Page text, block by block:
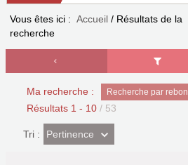
Vous êtes ici : Accueil / Résultats de la
recherche
Ma recherche : Recherche par
Résultats 1 - 10 / 53
Tri : (Effet
imédiat)
Pertinence